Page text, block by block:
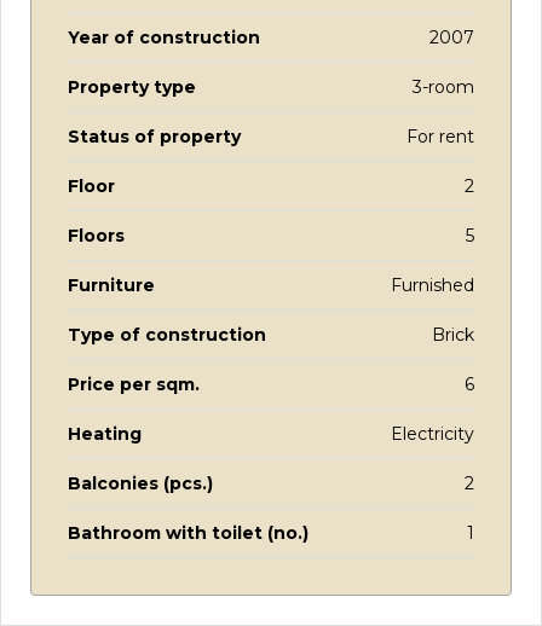
Year of construction 2007
Property type 3-room
Status of property For rent
Floor 2
Floors 5
Furniture Furnished
Type of construction Brick
Price per sqm. 6
Heating Electricity
Balconies (pcs.) 2
Bathroom with toilet (no.) 1